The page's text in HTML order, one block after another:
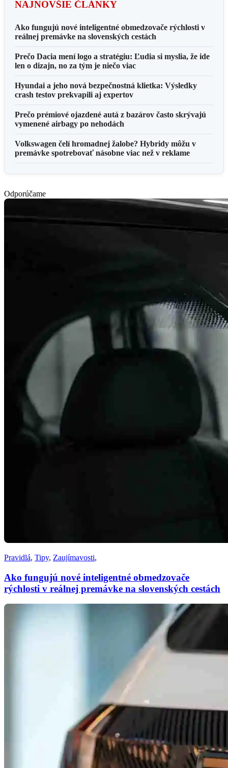
NAJNOVŠIE ČLÁNKY
Ako fungujú nové inteligentné obmedzovače rýchlosti v
reálnej premávke na slovenských cestách
Prečo Dacia mení logo a stratégiu: Ľudia si myslia, že ide
len o dizajn, no za tým je niečo viac
Hyundai a jeho nová bezpečnostná klietka: Výsledky
crash testov prekvapili aj expertov
Prečo prémiové ojazdené autá z bazárov často skrývajú
vymenené airbagy po nehodách
Volkswagen čelí hromadnej žalobe? Hybridy môžu v
premávke spotrebovať násobne viac než v reklame
Odporúčame
Pravidlá, Tipy, Zaujímavosti,
Ako fungujú nové inteligentné obmedzovače
rýchlosti v reálnej premávke na slovenských cestách